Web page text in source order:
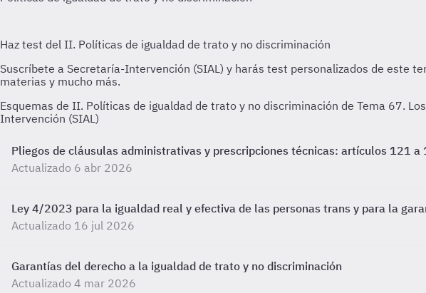
Esquemas de II. Políticas de igualdad de trato y no discriminación de Tema 67.
Intervención (SIAL)
Pliegos de cláusulas administrativas y prescripciones técnicas: artículos 121
Actualizado 6 abr 2026
Ley 4/2023 para la igualdad real y efectiva de las personas trans y para la
Actualizado 16 jul 2026
Garantías del derecho a la igualdad de trato y no discriminación
Actualizado 4 mar 2026